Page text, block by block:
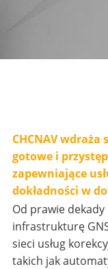
CHCNAV wdraża
gotowe i
zapewniające
dokładności w
Od prawie
infrastrukturę
sieci usług
takich jak